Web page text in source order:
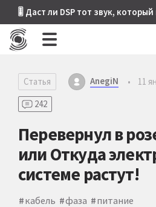
🎚 Даст ли DSP тот звук,
Статья AnegiN •
11
242
Перевернул в
или Откуда
системе растут!
кабель фаза питание